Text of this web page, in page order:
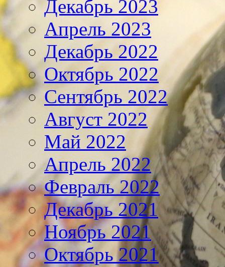
Декабрь 2023
Апрель 2023
Декабрь 2022
Октябрь 2022
Сентябрь 2022
Август 2022
Май 2022
Апрель 2022
Февраль 2022
Декабрь 2021
Ноябрь 2021
Октябрь 2021